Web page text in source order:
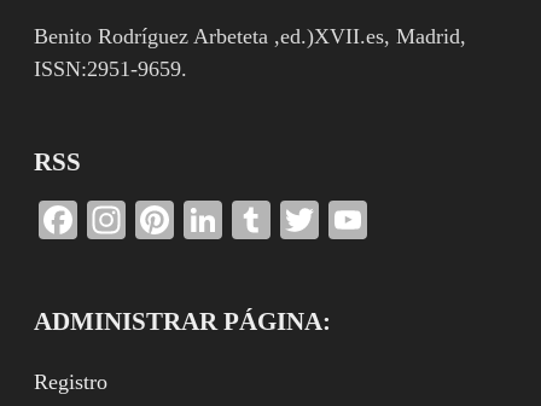
Benito Rodríguez Arbeteta ,ed.)XVII.es, Madrid,
ISSN:2951-9659.
RSS
Facebook
Instagram
Pinterest
LinkedIn
TumblrTwitter
ADMINISTRAR PÁGINA:
Registro